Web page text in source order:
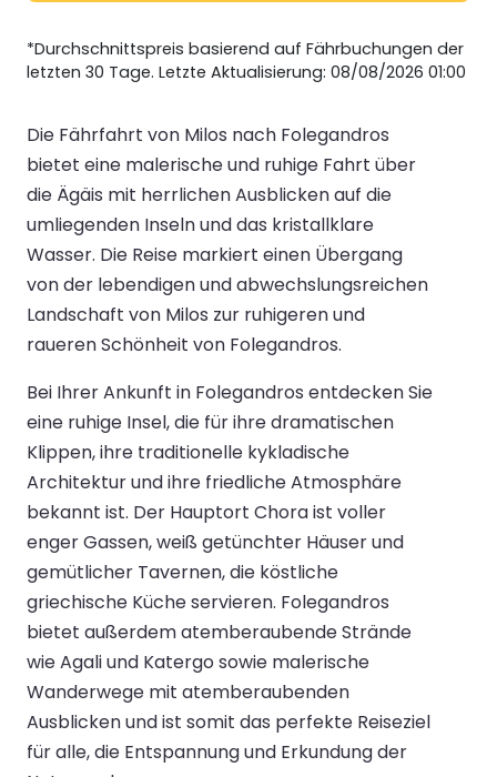
*Durchschnittspreis basierend auf Fährbuchungen der
letzten 30 Tage. Letzte Aktualisierung: 08/08/2026 01:00
Die Fährfahrt von Milos nach Folegandros
bietet eine malerische und ruhige Fahrt über
die Ägäis mit herrlichen Ausblicken auf die
umliegenden Inseln und das kristallklare
Wasser. Die Reise markiert einen Übergang
von der lebendigen und abwechslungsreichen
Landschaft von Milos zur ruhigeren und
raueren Schönheit von Folegandros.
Bei Ihrer Ankunft in Folegandros entdecken Sie
eine ruhige Insel, die für ihre dramatischen
Klippen, ihre traditionelle kykladische
Architektur und ihre friedliche Atmosphäre
bekannt ist. Der Hauptort Chora ist voller
enger Gassen, weiß getünchter Häuser und
gemütlicher Tavernen, die köstliche
griechische Küche servieren. Folegandros
bietet außerdem atemberaubende Strände
wie Agali und Katergo sowie malerische
Wanderwege mit atemberaubenden
Ausblicken und ist somit das perfekte Reiseziel
für alle, die Entspannung und Erkundung der